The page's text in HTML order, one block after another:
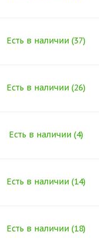
Есть в наличии (37)
Есть в наличии (26)
Есть в наличии (4)
Есть в наличии (14)
Есть в наличии (18)